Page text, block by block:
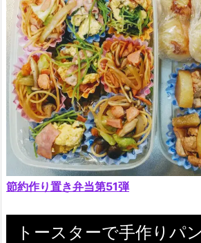
節約作り置き弁当第51弾
トースターで手作りパ